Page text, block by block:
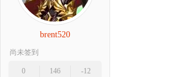
brent520
尚未签到
0
146
-12